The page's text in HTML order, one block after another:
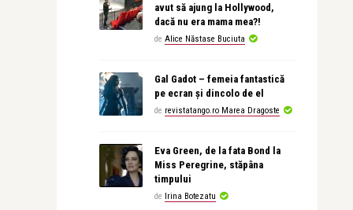
avut să ajung la Hollywood,
dacă nu era mama mea?!
de Alice Năstase Buciuta
Gal Gadot – femeia fantastică
pe ecran și dincolo de el
de revistatango.ro Marea Dragoste
Eva Green, de la fata Bond la
Miss Peregrine, stăpâna
timpului
de Irina Botezatu